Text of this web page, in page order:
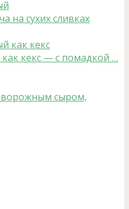
на сухих сливках
кекс — с помадкой …
сыром,